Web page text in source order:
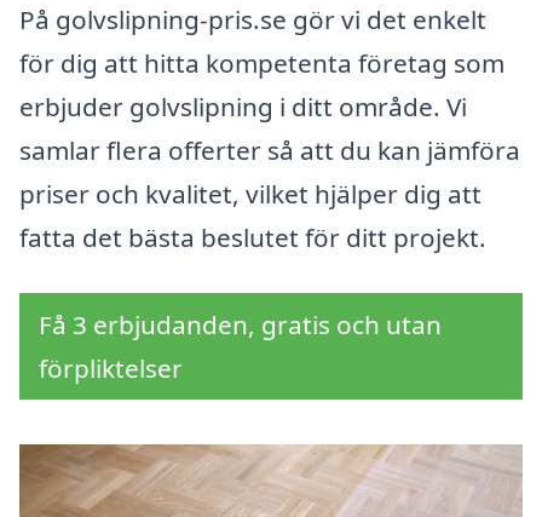
På golvslipning-pris.se gör vi det enkelt
för dig att hitta kompetenta företag som
erbjuder golvslipning i ditt område. Vi
samlar flera offerter så att du kan jämföra
priser och kvalitet, vilket hjälper dig att
fatta det bästa beslutet för ditt projekt.
Få 3 erbjudanden, gratis och utan
förpliktelser